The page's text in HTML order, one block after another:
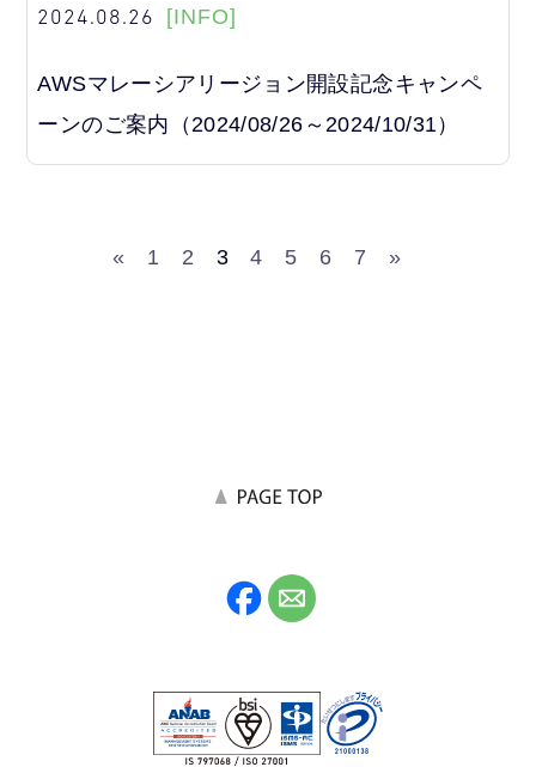
2024.08.26 [INFO]
AWSマレーシアリージョン開設記念キャンペ
ーンのご案内（2024/08/26～2024/10/31）
« 1 2 3 4 5 6 7 »